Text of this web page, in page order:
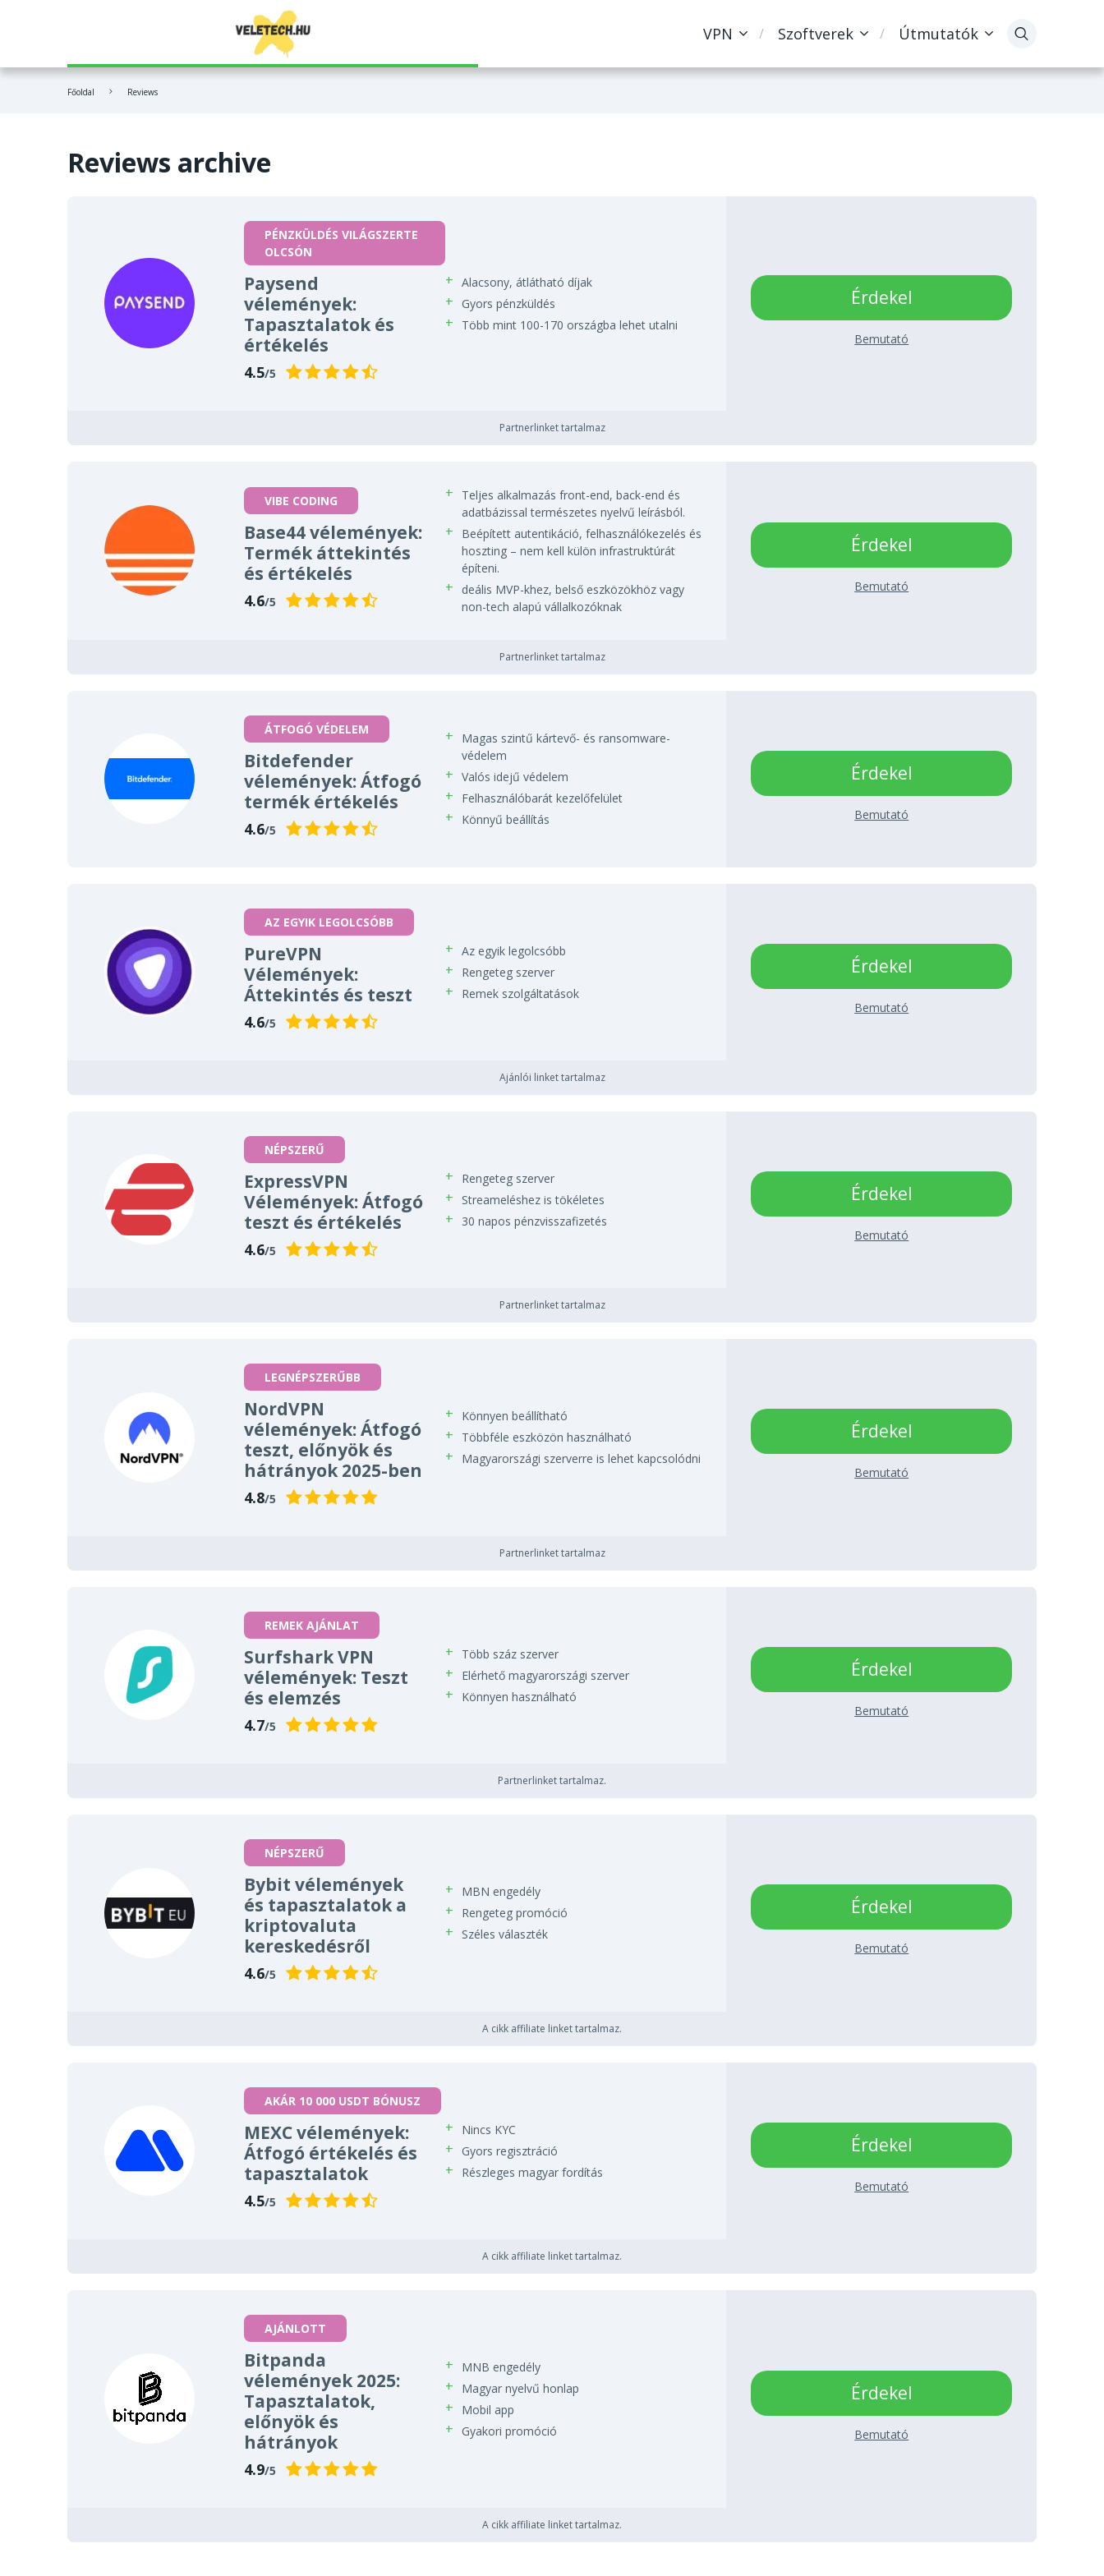
VPN Szoftverek Útmutatók
Főoldal Reviews
Reviews archive
PÉNZKÜLDÉS VILÁGSZERTE
OLCSÓN
Paysend
vélemények:
Tapasztalatok és
értékelés
4.5/5
Alacsony, átlátható díjak
Gyors pénzküldés
Több mint 100-170 országba lehet utalni
Érdekel
Bemutató
Partnerlinket tartalmaz
VIBE CODING
Base44 vélemények:
Termék áttekintés
és értékelés
4.6/5
Teljes alkalmazás front-end, back-end és
adatbázissal természetes nyelvű leírásból.
Beépített autentikáció, felhasználókezelés és
hoszting – nem kell külön infrastruktúrát
építeni.
deális MVP-khez, belső eszközökhöz vagy
non-tech alapú vállalkozóknak
Érdekel
Bemutató
Partnerlinket tartalmaz
ÁTFOGÓ VÉDELEM
Bitdefender
vélemények: Átfogó
termék értékelés
4.6/5
Magas szintű kártevő- és ransomware-
védelem
Valós idejű védelem
Felhasználóbarát kezelőfelület
Könnyű beállítás
Érdekel
Bemutató
AZ EGYIK LEGOLCSÓBB
PureVPN
Vélemények:
Áttekintés és teszt
4.6/5
Az egyik legolcsóbb
Rengeteg szerver
Remek szolgáltatások
Érdekel
Bemutató
Ajánlói linket tartalmaz
NÉPSZERŰ
ExpressVPN
Vélemények: Átfogó
teszt és értékelés
4.6/5
Rengeteg szerver
Streameléshez is tökéletes
30 napos pénzvisszafizetés
Érdekel
Bemutató
Partnerlinket tartalmaz
LEGNÉPSZERŰBB
NordVPN
vélemények: Átfogó
teszt, előnyök és
hátrányok 2025-ben
4.8/5
Könnyen beállítható
Többféle eszközön használható
Magyarországi szerverre is lehet kapcsolódni
Érdekel
Bemutató
Partnerlinket tartalmaz
REMEK AJÁNLAT
Surfshark VPN
vélemények: Teszt
és elemzés
4.7/5
Több száz szerver
Elérhető magyarországi szerver
Könnyen használható
Érdekel
Bemutató
Partnerlinket tartalmaz.
NÉPSZERŰ
Bybit vélemények
és tapasztalatok a
kriptovaluta
kereskedésről
4.6/5
MBN engedély
Rengeteg promóció
Széles választék
Érdekel
Bemutató
A cikk affiliate linket tartalmaz.
AKÁR 10 000 USDT BÓNUSZ
MEXC vélemények:
Átfogó értékelés és
tapasztalatok
4.5/5
Nincs KYC
Gyors regisztráció
Részleges magyar fordítás
Érdekel
Bemutató
A cikk affiliate linket tartalmaz.
AJÁNLOTT
Bitpanda
vélemények 2025:
Tapasztalatok,
előnyök és
hátrányok
4.9/5
MNB engedély
Magyar nyelvű honlap
Mobil app
Gyakori promóció
Érdekel
Bemutató
A cikk affiliate linket tartalmaz.
OpenVPN
Bitpanda vélemények